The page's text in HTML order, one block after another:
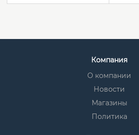
Компания
О компании
Новости
Магазины
Политика